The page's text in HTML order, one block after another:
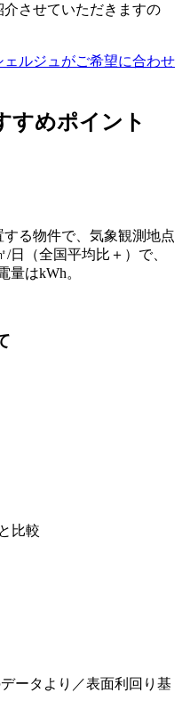
させていただきますの
ェルジュがご希望に合わせ
すめポイント
る物件で、気象観測地点
日（全国平均比＋）で、
はkWh。
比較
ータより／表面利回り基